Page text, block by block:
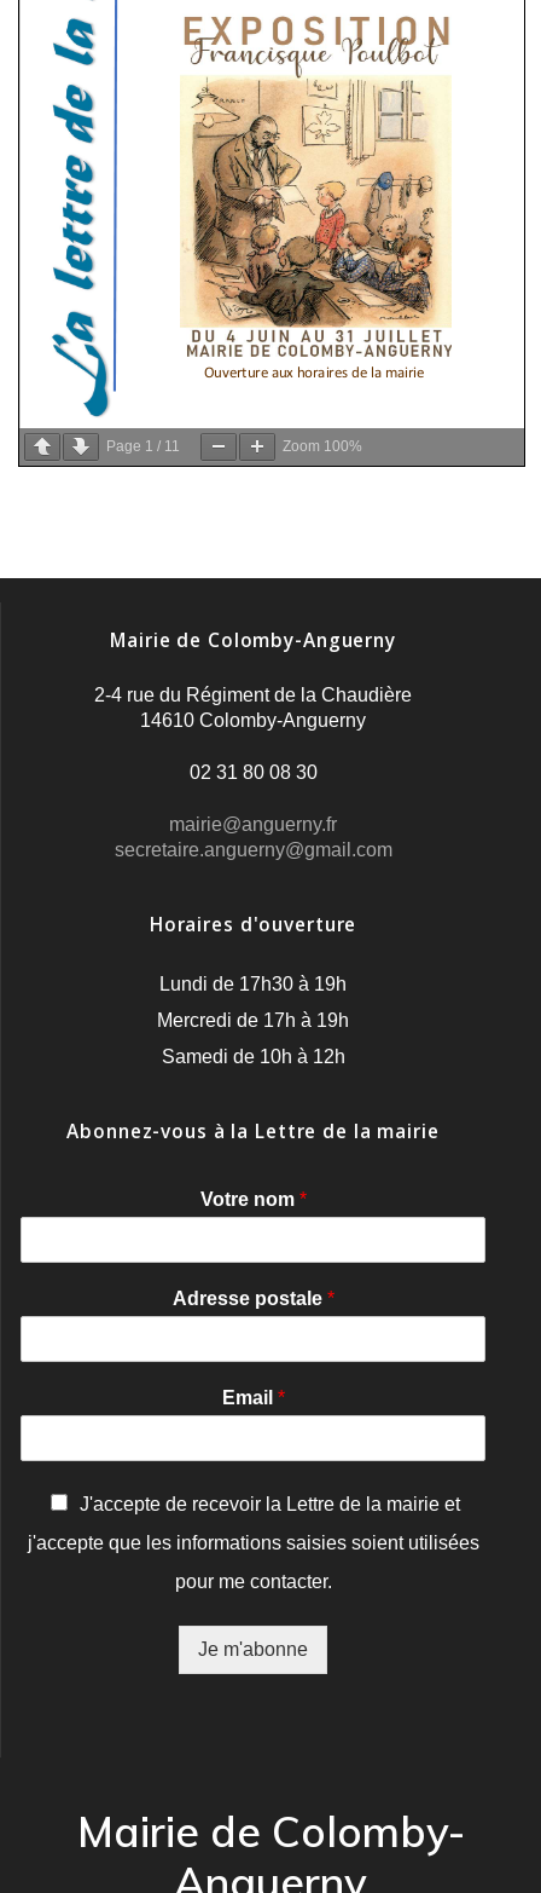
Page 1 / 11 Zoom 100%
Mairie de Colomby-Anguerny
2-4 rue du Régiment de la Chaudière
14610 Colomby-Anguerny
02 31 80 08 30
mairie@anguerny.fr
secretaire.anguerny@gmail.com
Horaires d'ouverture
Lundi de 17h30 à 19h
Mercredi de 17h à 19h
Samedi de 10h à 12h
Abonnez-vous à la Lettre de la mairie
Votre nom *
Adresse postale *
Email *
n
J'accepte de recevoir la Lettre de la mairie et
j'accepte que les informations saisies soient utilisées
pour me contacter.
Je m'abonne
Mairie de Colomby-
Anguerny